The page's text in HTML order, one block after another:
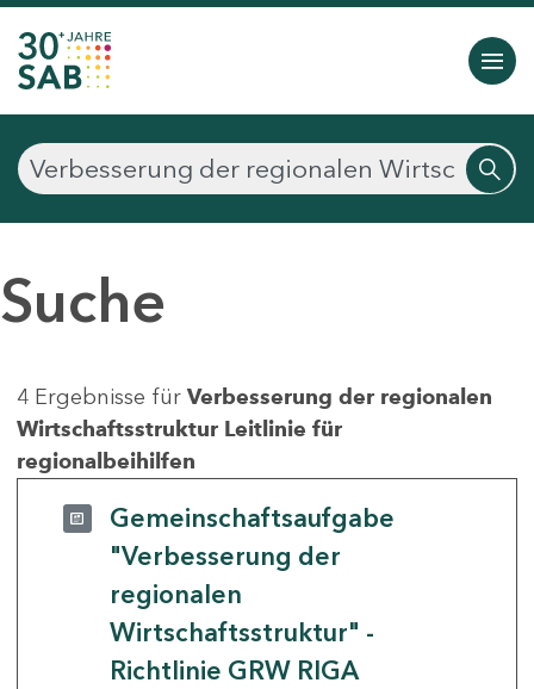
Suche
4 Ergebnisse für Verbesserung der regionalen
Wirtschaftsstruktur Leitlinie für
regionalbeihilfen
Gemeinschaftsaufgabe
"Verbesserung der
regionalen
Wirtschaftsstruktur" -
Richtlinie GRW RIGA